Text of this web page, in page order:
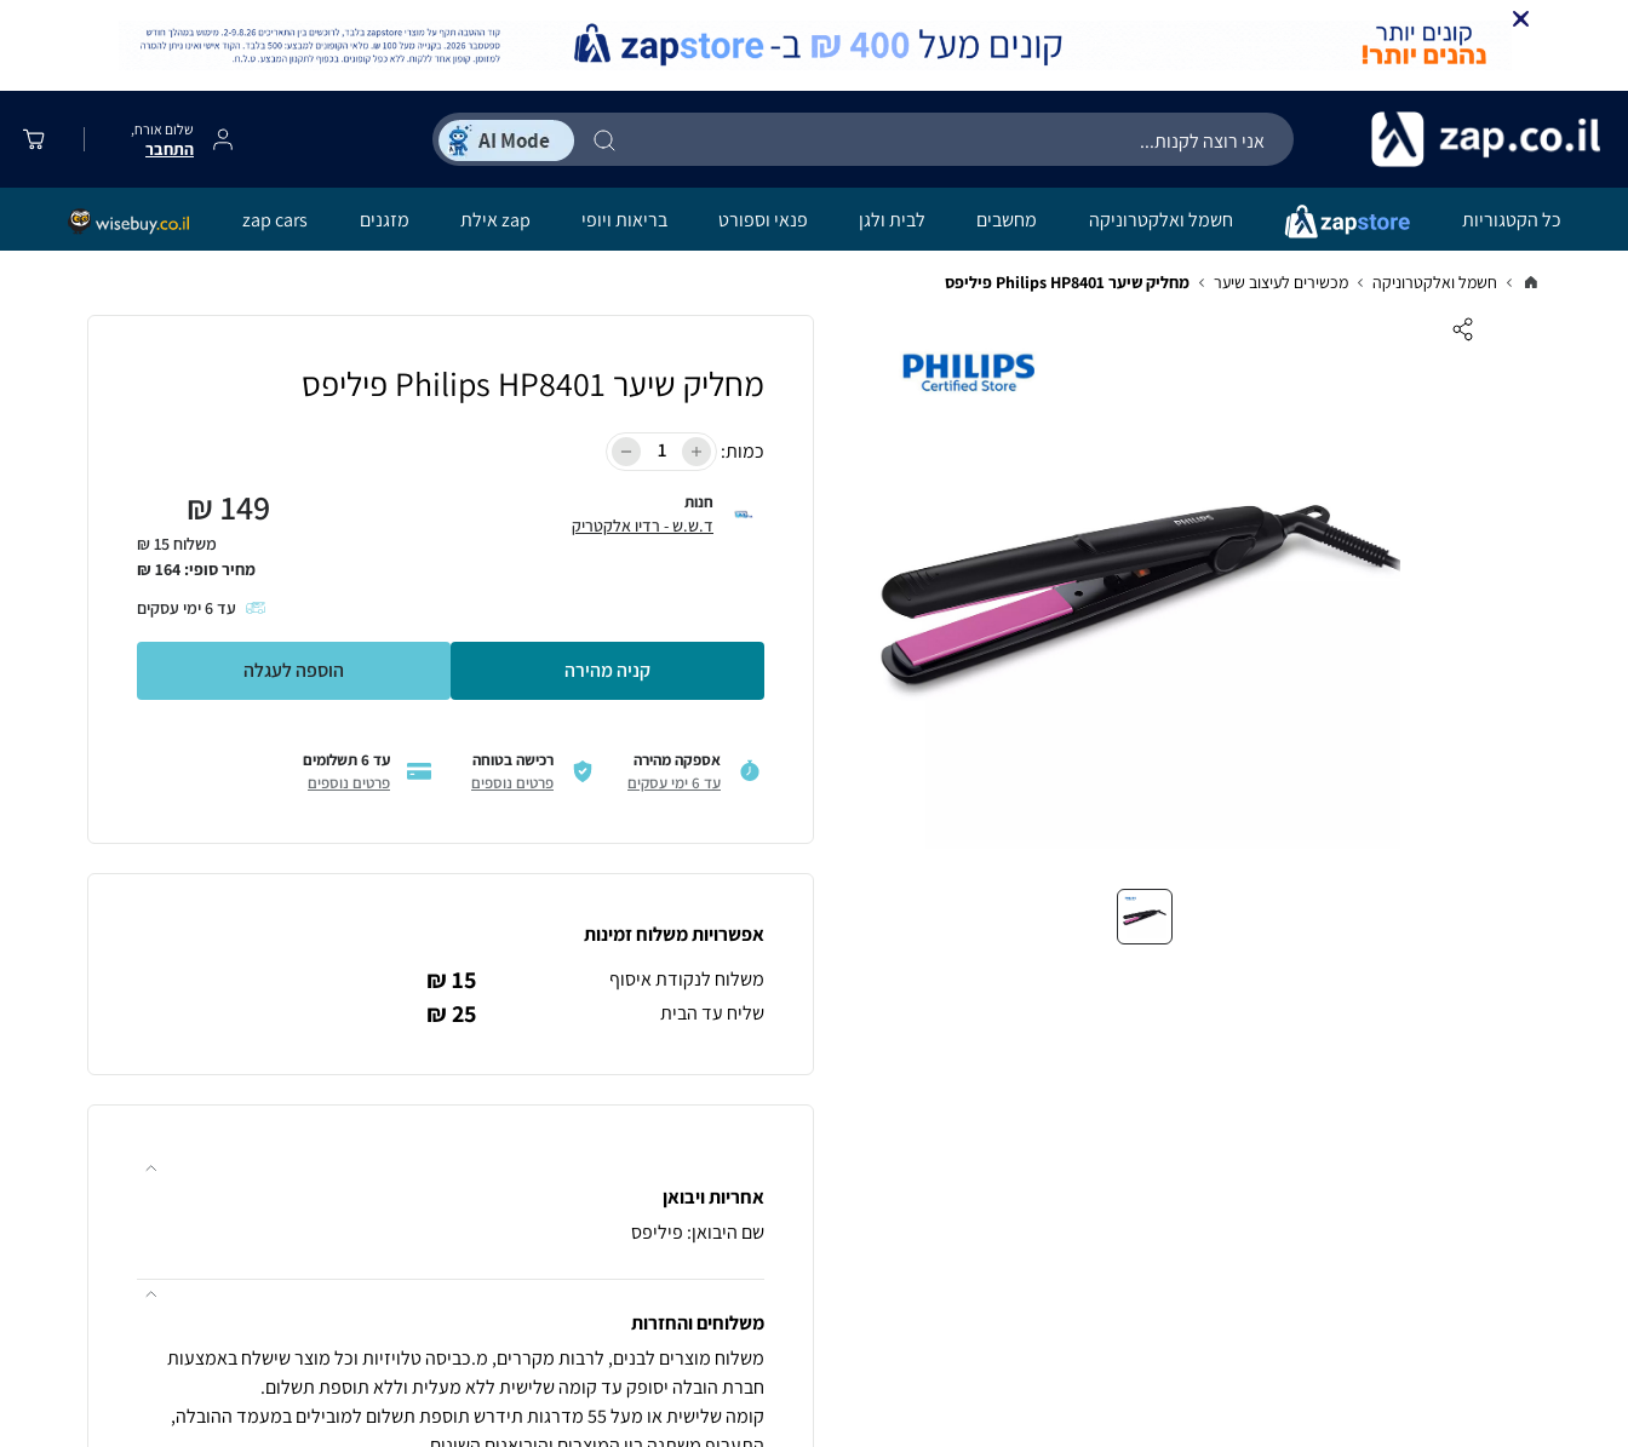
שלום אורח,
התחבר
כל הקטגוריות חשמל ואלקטרוניקה מחשבים לבית ולגן פנאי וספורט בריאות ויופי zap אילת מזגנים zap cars
חשמל ואלקטרוניקה מכשירים לעיצוב שיער ‏מחליק שיער Philips HP8401 פיליפס
‏מחליק שיער Philips HP8401 פיליפס
כמות:
חנות
ד.ש.ש - רדיו אלקטריק 149
₪
משלוח 15 ₪
מחיר סופי: 164
₪
עד6ימי עסקים
קניה מהירה הוספה לעגלה
אספקה מהירה
עד 6 ימי עסקים
רכישה בטוחה
פרטים נוספים
עד 6 תשלומים
פרטים נוספים
אפשרויות משלוח זמינות
משלוח לנקודת איסוף
15 ₪
שליח עד הבית 25 ₪
אחריות ויבואן
שם היבואן: פיליפס
משלוחים והחזרות
משלוח מוצרים לבנים, לרבות מקררים, מ.כביסה טלויזיות וכל מוצר שישלח באמצעות
קומה שלישית או מעל 55 מדרגות תידרש תוספת תשלום למובילים במעמד ההובלה,